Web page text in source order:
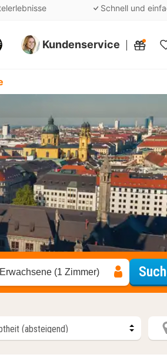
Schnell und
Kundenservice
(1 Zimmer)